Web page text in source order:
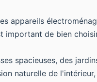
appareils
important de bien
spacieuses, des
naturelle de